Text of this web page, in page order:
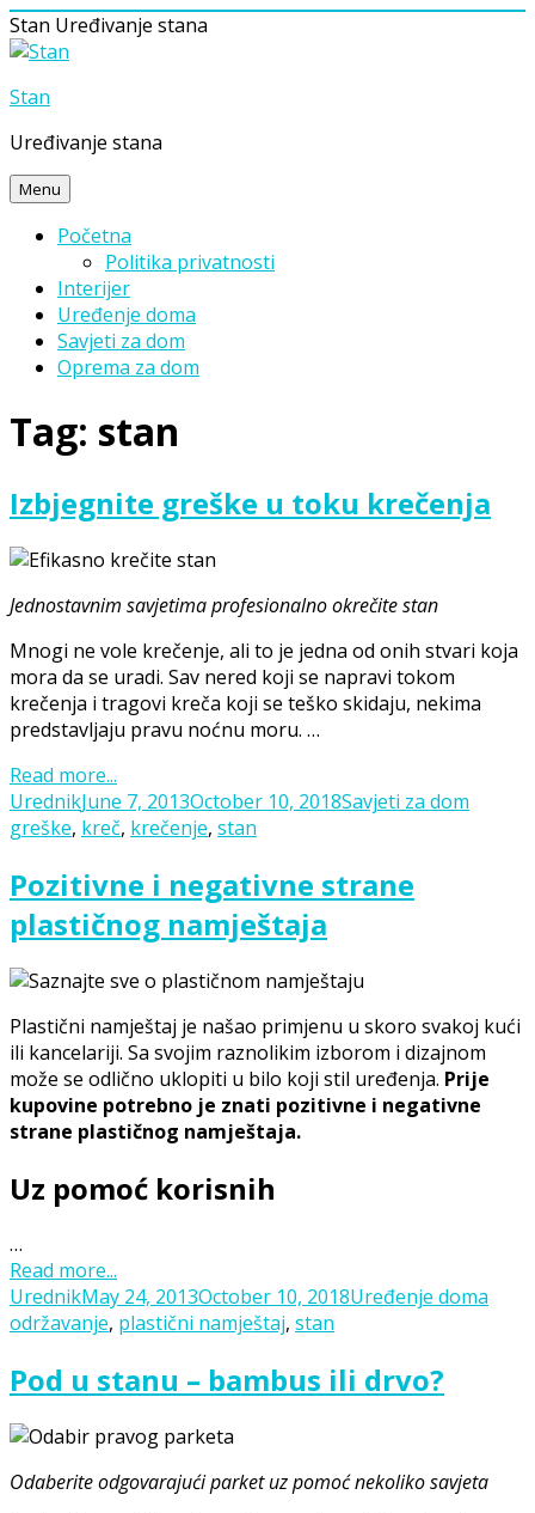
Stan Uređivanje stana
Skip
content
Stan
Uređivanje stana
Menu
Početna
Politika privatnosti
Interijer
Uređenje doma
Savjeti za dom
Oprema za dom
Tag: stan
Izbjegnite greške u toku krečenja
Jednostavnim savjetima profesionalno okrečite stan
Mnogi ne vole krečenje, ali to je jedna od onih stvari koja
mora da se uradi. Sav nered koji se napravi tokom
krečenja i tragovi kreča koji se teško skidaju, nekima
predstavljaju pravu noćnu moru. …
Read more...
UrednikPosted
on
June 7, 2013October 10, 2018Categories
Savjeti za dom
greške, kreč, krečenje, stan
Pozitivne i negativne strane
plastičnog namještaja
Plastični namještaj je našao primjenu u skoro svakoj kući
ili kancelariji. Sa svojim raznolikim izborom i dizajnom
može se odlično uklopiti u bilo koji stil uređenja. Prije
kupovine potrebno je znati pozitivne i negativne
strane plastičnog namještaja.
Uz pomoć korisnih
…
Read more...
UrednikPosted
on
May 24, 2013October 10, 2018Categories
Uređenje doma
održavanje, plastični namještaj, stan
Pod u stanu – bambus ili drvo?
Odaberite odgovarajući parket uz pomoć nekoliko savjeta